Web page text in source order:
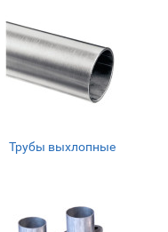
Трубы выхлопные